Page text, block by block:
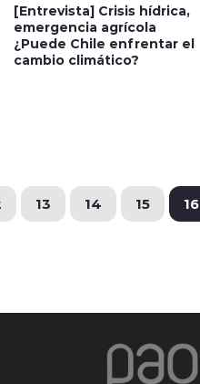
[Entrevista] Crisis hídrica,
emergencia agrícola
¿Puede Chile enfrentar el
cambio climático?
13 14 15 16